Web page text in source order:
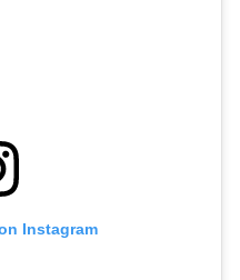
Instagram